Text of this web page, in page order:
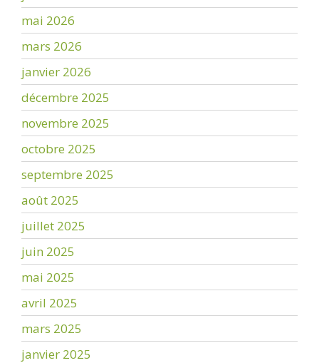
mai 2026
mars 2026
janvier 2026
décembre 2025
novembre 2025
octobre 2025
septembre 2025
août 2025
juillet 2025
juin 2025
mai 2025
avril 2025
mars 2025
janvier 2025